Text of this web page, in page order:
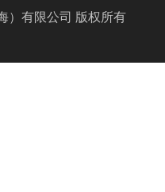
）有限公司 版权所有